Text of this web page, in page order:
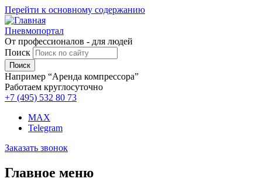
Перейти к основному содержанию
Пневмопортал
От профессионалов - для людей
Поиск
Например “Аренда компрессора”
Работаем круглосуточно
+7 (495) 532 80 73
MAX
Telegram
Заказать звонок
Главное меню